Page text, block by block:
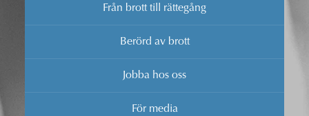
Från brott till rättegång
Berörd av brott
Jobba hos oss
För media